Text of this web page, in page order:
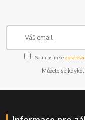
Souhlasím se
Můžete se